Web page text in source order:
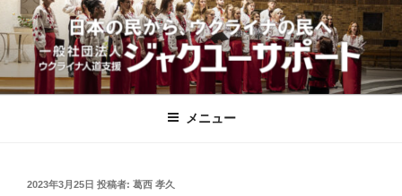
ン
テ
ン
ツ
一般社団法人ウクライナ人道支援ジ
ャクユーサポート｜愛知県安城市
メニュー
投
2023年3月25日 投稿者: 葛西 孝久